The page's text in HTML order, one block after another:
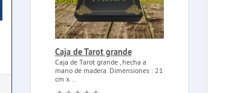
Caja de Tarot grande
Caja de Tarot grande , hecha a
mano de madera. Dimensiones : 21
cm x...